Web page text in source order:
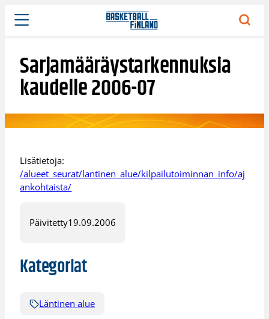
Siirry
sisältöön
Sarjamääräystarkennuksia
kaudelle 2006-07
Lisätietoja:
/alueet_seurat/lantinen_alue/kilpailutoiminnan_info/aj
ankohtaista/
Päivitetty19.09.2006
Kategoriat
Läntinen alue